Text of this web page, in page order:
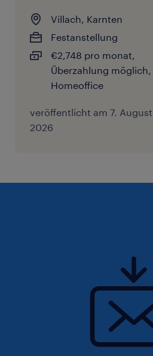
Villach, Karnten
Festanstellung
€2,748 pro monat,
Überzahlung möglich,
Homeoffice
veröffentlicht am 7. August
2026